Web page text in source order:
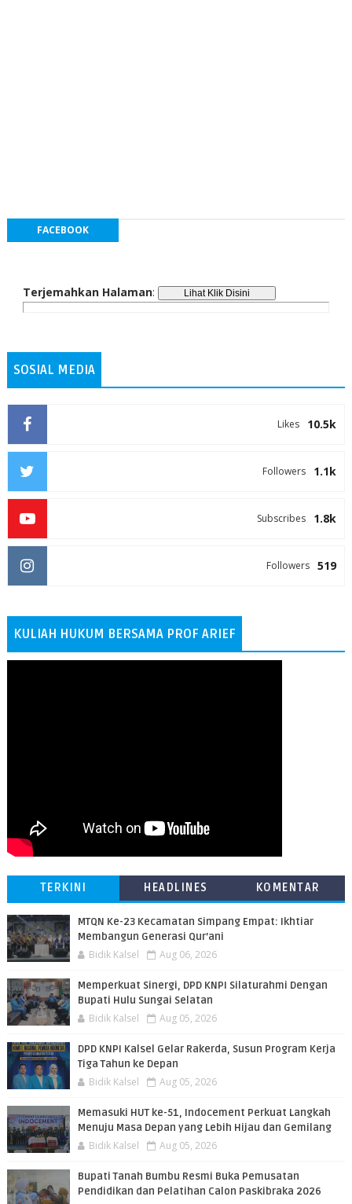
FACEBOOK
Terjemahkan Halaman:
SOSIAL MEDIA
10.5k
Likes
1.1k
Followers
1.8k
Subscribes
519
Followers
KULIAH HUKUM BERSAMA PROF ARIEF
TERKINI HEADLINES KOMENTAR
MTQN Ke-23 Kecamatan Simpang Empat: Ikhtiar
Membangun Generasi Qur’ani
Bidik Kalsel Aug 06, 2026
Memperkuat Sinergi, DPD KNPI Silaturahmi Dengan
Bupati Hulu Sungai Selatan
Bidik Kalsel Aug 05, 2026
DPD KNPI Kalsel Gelar Rakerda, Susun Program Kerja
Tiga Tahun ke Depan
Bidik Kalsel Aug 05, 2026
Memasuki HUT ke-51, Indocement Perkuat Langkah
Menuju Masa Depan yang Lebih Hijau dan Gemilang
Bidik Kalsel Aug 05, 2026
Bupati Tanah Bumbu Resmi Buka Pemusatan
Pendidikan dan Pelatihan Calon Paskibraka 2026